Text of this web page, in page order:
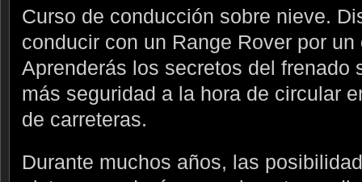
Curso de conducción sobre nieve.
conducir con un Range Rover por
Aprenderás los secretos del frenado
más seguridad a la hora de circular
de carreteras.
Durante muchos años, las